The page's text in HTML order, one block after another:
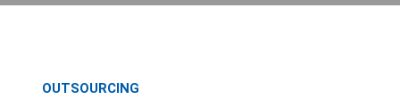
OUTSOURCING